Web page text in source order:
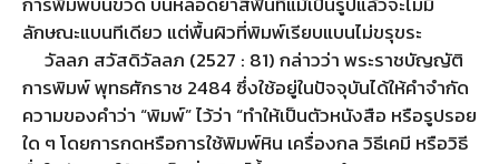
ลักษณะแบนทีเดียว แต่พื้นผิวที่พิมพ์เรียบแบนไม่ขรุขระ
วัลลภ สวัสดิวัลลภ (2527 : 81) กล่าวว่า พระราชบัญญัติ
การพิมพ์ พุทธศักราช 2484 ซึ่งใช้อยู่ในปัจจุบันได้ให้คำจำกัด
ความของคำว่า “พิมพ์” ไว้ว่า “ทำให้เป็นตัวหนังสือ หรือรูปรอย
ใด ๆ โดยการกดหรือการใช้พิมพ์หิน เครื่องกล วิธีเคมี หรือวิธี